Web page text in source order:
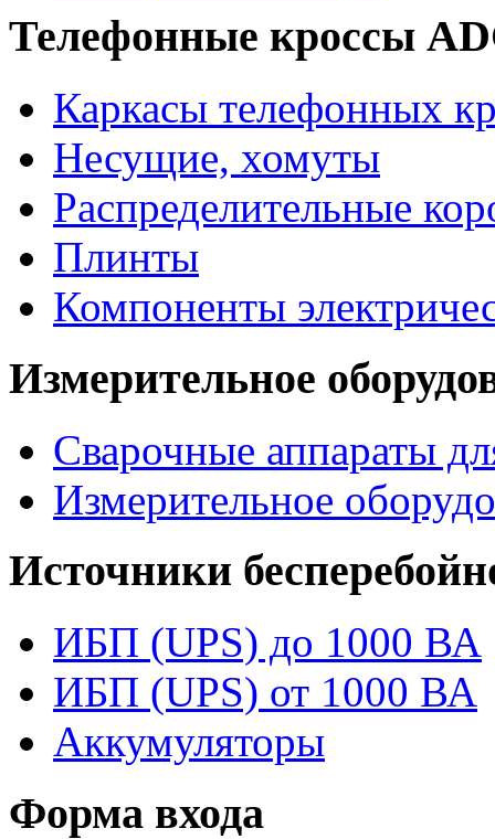
Телефонные кроссы
Каркасы телефонных
Несущие, хомуты
Распределительные
Плинты
Компоненты
Измерительное
Сварочные аппараты
Измерительное
Источники
ИБП (UPS) до 1000 ВА
ИБП (UPS) от 1000 ВА
Аккумуляторы
Форма входа